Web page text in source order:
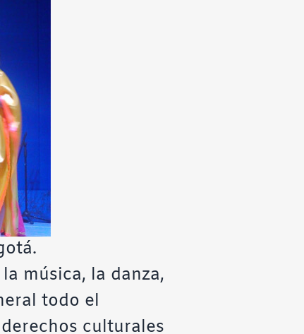
música, la danza,
todo el
culturales